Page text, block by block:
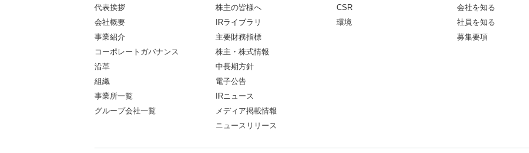
代表挨拶
会社概要
事業紹介
コーポレートガバナンス
沿革
組織
事業所一覧
グループ会社一覧
株主の皆様へ
IRライブラリ
主要財務指標
株主・株式情報
中長期方針
電子公告
IRニュース
メディア掲載情報
ニュースリリース
CSR
環境
会社を知る
社員を知る
募集要項